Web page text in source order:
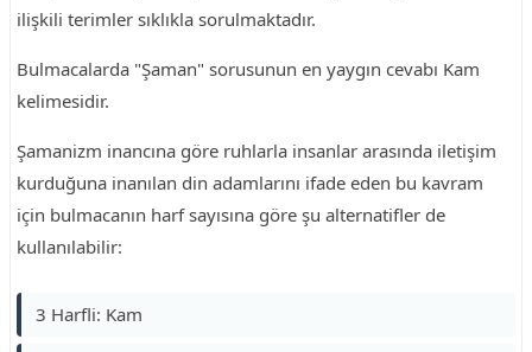
ilişkili terimler sıklıkla sorulmaktadır.
Bulmacalarda "Şaman" sorusunun en yaygın cevabı Kam
kelimesidir.
Şamanizm inancına göre ruhlarla insanlar arasında iletişim
kurduğuna inanılan din adamlarını ifade eden bu kavram
için bulmacanın harf sayısına göre şu alternatifler de
kullanılabilir:
3 Harfli: Kam